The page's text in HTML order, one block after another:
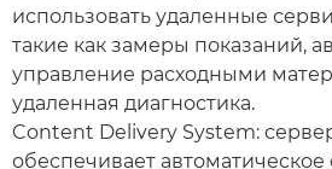
использовать удаленные
такие как замеры показаний,
управление расходными
удаленная диагностика.
Content Delivery System:
обеспечивает